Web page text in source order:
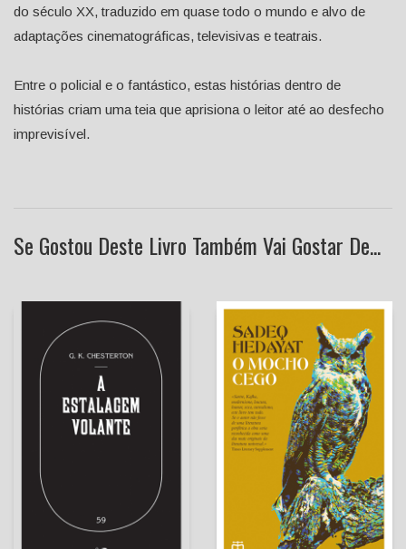
do século XX, traduzido em quase todo o mundo e alvo de
adaptações cinematográficas, televisivas e teatrais.
Entre o policial e o fantástico, estas histórias dentro de
histórias criam uma teia que aprisiona o leitor até ao desfecho
imprevisível.
Se Gostou Deste Livro Também Vai Gostar De...
A Estalagem Volante
G. K. Chesterton
João Carlos Beckert de
Assumpção (tradutor)
O Mocho Cego
Sadeq Hedayat
Carimo Mohomed
(Tradutor)